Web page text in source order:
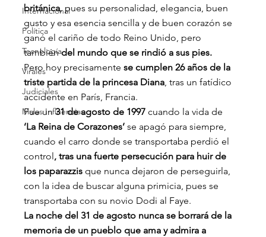
Internacional
Política
Tecnología
Virales
Judiciales
Malas Influencias
británica, pues su personalidad, elegancia, buen
gusto y esa esencia sencilla y de buen corazón se
ganó el cariño de todo Reino Unido, pero
también del mundo que se rindió a sus pies.
Pero hoy precisamente se cumplen 26 años de la
triste partida de la princesa Diana, tras un fatídico
accidente en París, Francia.
Fue un 31 de agosto de 1997 cuando la vida de
‘La Reina de Corazones’ se apagó para siempre,
cuando el carro donde se transportaba perdió el
control, tras una fuerte persecución para huir de
los paparazzis que nunca dejaron de perseguirla,
con la idea de buscar alguna primicia, pues se
transportaba con su novio Dodi al Faye.
La noche del 31 de agosto nunca se borrará de la
memoria de un pueblo que ama y admira a